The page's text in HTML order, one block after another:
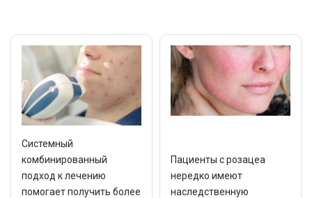
Системный
комбинированный
подход к лечению
помогает получить более
Пациенты с розацеа
нередко имеют
наследственную